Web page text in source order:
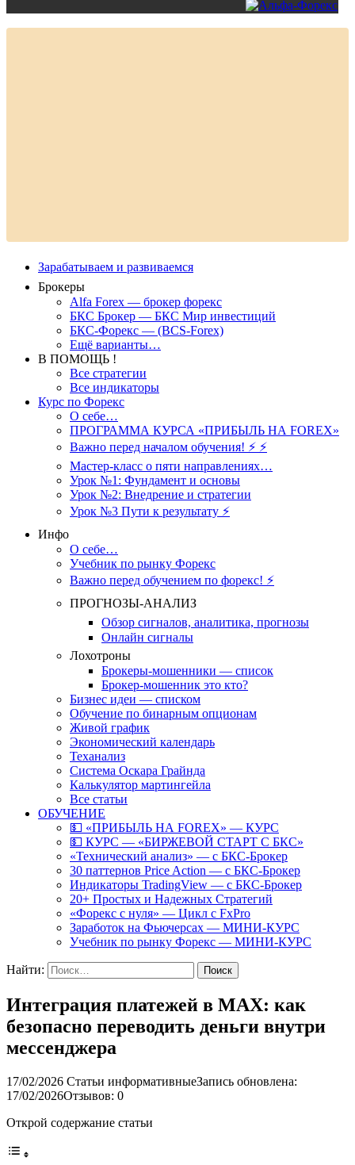
Зарабатываем и развиваемся
Брокеры
Alfa Forex — брокер форекс
БКС Брокер — БКС Мир инвестиций
БКС-Форекс — (BCS-Forex)
Ещё варианты…
В ПОМОЩЬ !
Все стратегии
Все индикаторы
Курс по Форекс
О себе…
ПРОГРАММА КУРСА «ПРИБЫЛЬ НА FOREX»
Важно перед началом обучения! ⚡ ⚡
Мастер-класс о пяти направлениях…
Урок №1: Фундамент и основы
Урок №2: Внедрение и стратегии
Урок №3 Пути к результату ⚡️
Инфо
О себе…
Учебник по рынку Форекс
Важно перед обучением по форекс! ⚡
ПРОГНОЗЫ-АНАЛИЗ
Обзор сигналов, аналитика, прогнозы
Онлайн сигналы
Лохотроны
Брокеры-мошенники — список
Брокер-мошенник это кто?
Бизнес идеи — списком
Обучение по бинарным опционам
Живой график
Экономический календарь
Теханализ
Система Оскара Грайнда
Калькулятор мартингейла
Все статьи
ОБУЧЕНИЕ
💵 «ПРИБЫЛЬ НА FOREX» — КУРС
💵 КУРС — «БИРЖЕВОЙ СТАРТ С БКС»
«Технический анализ» — с БКС-Брокер
30 паттернов Price Action — с БКС-Брокер
Индикаторы TradingView — с БКС-Брокер
20+ Простых и Надежных Стратегий
«Форекс с нуля» — Цикл с FxPro
Заработок на Фьючерсах — МИНИ-КУРС
Учебник по рынку Форекс — МИНИ-КУРС
Найти:
Интеграция платежей в MAX: как
безопасно переводить деньги внутри
мессенджера
17/02/2026 Статьи информативныеЗапись обновлена:
17/02/2026Отзывов: 0
Открой содержание статьи